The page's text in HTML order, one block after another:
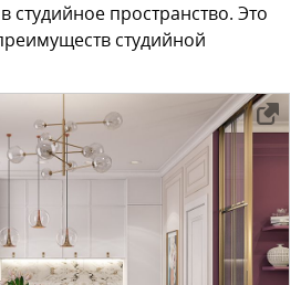
студийное пространство. Это
студийной